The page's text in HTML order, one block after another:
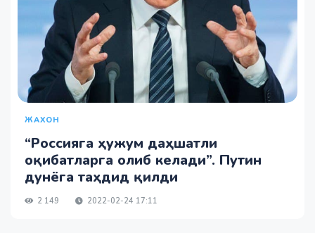
ЖАХОН
“Россияга ҳужум даҳшатли
оқибатларга олиб келади”. Путин
дунёга таҳдид қилди
2 149 2022-02-24 17:11